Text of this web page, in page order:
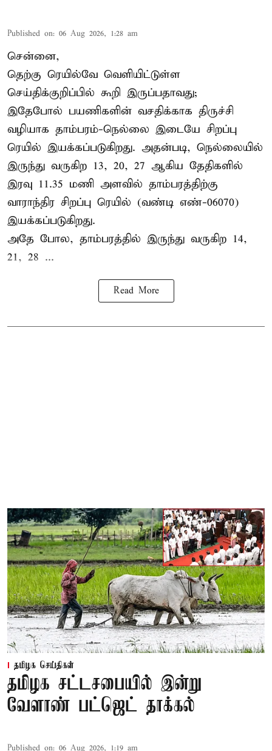
Published on: 06 Aug 2026, 1:28 am
சென்னை,
தெற்கு ரெயில்வே வெளியிட்டுள்ள
செய்திக்குறிப்பில் கூறி இருப்பதாவது;
இதேபோல் பயணிகளின் வசதிக்காக திருச்சி
வழியாக தாம்பரம்-நெல்லை இடையே சிறப்பு
ரெயில் இயக்கப்படுகிறது. அதன்படி, நெல்லையில்
இருந்து வருகிற 13, 20, 27 ஆகிய தேதிகளில்
இரவு 11.35 மணி அளவில் தாம்பரத்திற்கு
வாராந்திர சிறப்பு ரெயில் (வண்டி எண்-06070)
இயக்கப்படுகிறது.
அதே போல, தாம்பரத்தில் இருந்து வருகிற 14,
21, 28 ...
Read More
தமிழக செய்திகள்
தமிழக சட்டசபையில் இன்று
வேளாண் பட்ஜெட் தாக்கல்
Published on: 06 Aug 2026, 1:19 am